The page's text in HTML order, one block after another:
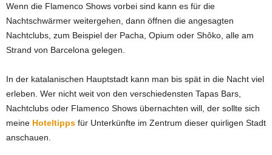
Wenn die Flamenco Shows vorbei sind kann es für die
Nachtschwärmer weitergehen, dann öffnen die angesagten
Nachtclubs, zum Beispiel der Pacha, Opium oder Shôko, alle am
Strand von Barcelona gelegen.
In der katalanischen Hauptstadt kann man bis spät in die Nacht viel
erleben. Wer nicht weit von den verschiedensten Tapas Bars,
Nachtclubs oder Flamenco Shows übernachten will, der sollte sich
meine Hoteltipps für Unterkünfte im Zentrum dieser quirligen Stadt
anschauen.